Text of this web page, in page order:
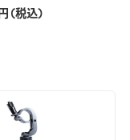
税込）